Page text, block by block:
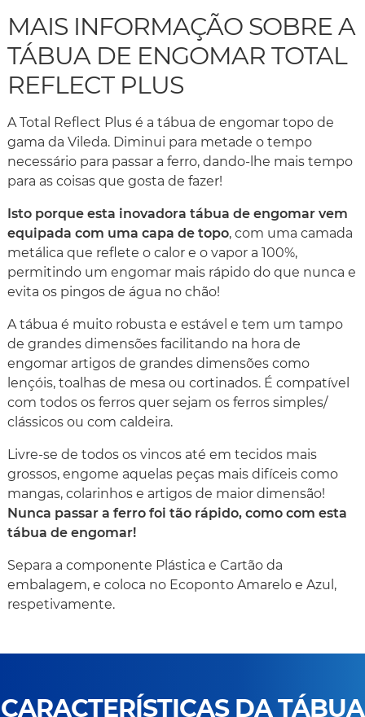
MAIS INFORMAÇÃO SOBRE A
TÁBUA DE ENGOMAR TOTAL
REFLECT PLUS
A Total Reflect Plus é a tábua de engomar topo de
gama da Vileda. Diminui para metade o tempo
necessário para passar a ferro, dando-lhe mais tempo
para as coisas que gosta de fazer!
Isto porque esta inovadora tábua de engomar vem
equipada com uma capa de topo, com uma camada
metálica que reflete o calor e o vapor a 100%,
permitindo um engomar mais rápido do que nunca e
evita os pingos de água no chão!
A tábua é muito robusta e estável e tem um tampo
de grandes dimensões facilitando na hora de
engomar artigos de grandes dimensões como
lençóis, toalhas de mesa ou cortinados. É compatível
com todos os ferros quer sejam os ferros simples/
clássicos ou com caldeira.
Livre-se de todos os vincos até em tecidos mais
grossos, engome aquelas peças mais difíceis como
mangas, colarinhos e artigos de maior dimensão!
Nunca passar a ferro foi tão rápido, como com esta
tábua de engomar!
Separa a componente Plástica e Cartão da
embalagem, e coloca no Ecoponto Amarelo e Azul,
respetivamente.
CARACTERÍSTICAS DA TÁBUA